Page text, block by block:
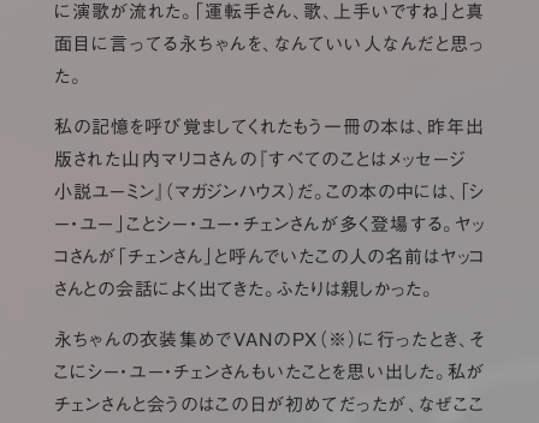
に演歌が流れた。「運転手さん、歌、上手いですね」と真
面目に言ってる永ちゃんを、なんていい人なんだと思っ
た。
私の記憶を呼び覚ましてくれたもう一冊の本は、昨年出
版された山内マリコさんの『すべてのことはメッセージ
小説ユーミン』（マガジンハウス）だ。この本の中には、「シ
ー・ユー」ことシー・ユー・チェンさんが多く登場する。ヤッ
コさんが「チェンさん」と呼んでいたこの人の名前はヤッコ
さんとの会話によく出てきた。ふたりは親しかった。
永ちゃんの衣装集めでVANのPX（※）に行ったとき、そ
こにシー・ユー・チェンさんもいたことを思い出した。私が
チェンさんと会うのはこの日が初めてだったが、なぜここ